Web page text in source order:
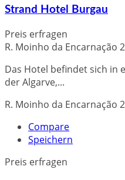
Strand Hotel Burgau
Preis erfragen
R. Moinho da Encarnação
Das Hotel befindet sich in
der Algarve,...
R. Moinho da Encarnação
Compare
Speichern
Preis erfragen